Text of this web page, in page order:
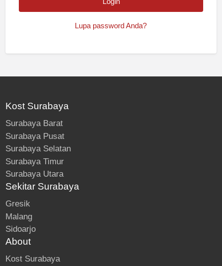
Lupa password Anda?
Kost Surabaya
Surabaya Barat
Surabaya Pusat
Surabaya Selatan
Surabaya Timur
Surabaya Utara
Sekitar Surabaya
Gresik
Malang
Sidoarjo
About
Kost Surabaya